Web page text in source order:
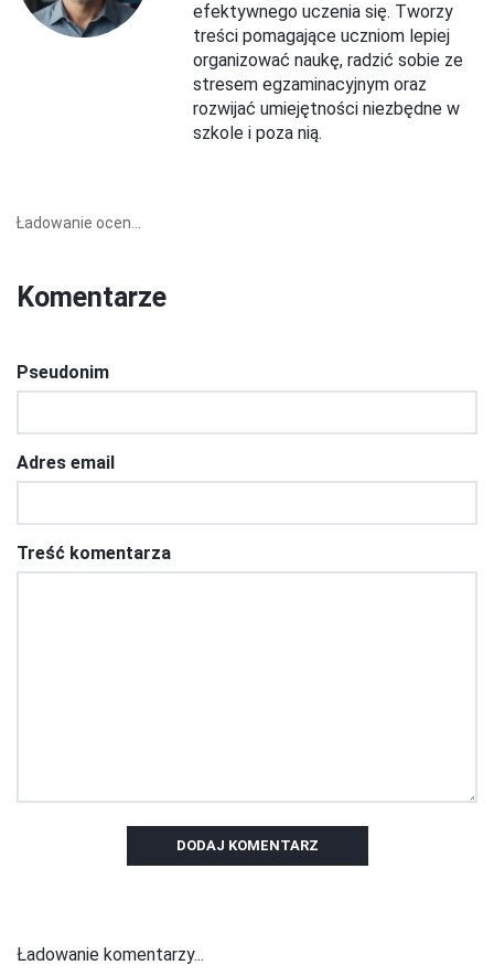
efektywnego uczenia się. Tworzy
treści pomagające uczniom lepiej
organizować naukę, radzić sobie ze
stresem egzaminacyjnym oraz
rozwijać umiejętności niezbędne w
szkole i poza nią.
Ładowanie ocen...
Komentarze
Pseudonim
Adres email
Treść komentarza
DODAJ KOMENTARZ
Ładowanie komentarzy...